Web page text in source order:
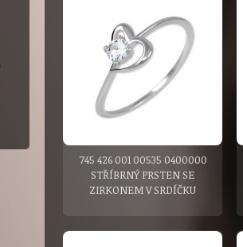
745 426 001 00535 0400000
STŘÍBRNÝ PRSTEN SE
ZIRKONEM V SRDÍČKU